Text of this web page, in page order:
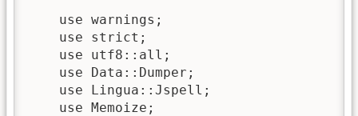
    use warnings;
    use strict;
    use utf8::all;
    use Data::Dumper;
    use Lingua::Jspell;
    use Memoize;